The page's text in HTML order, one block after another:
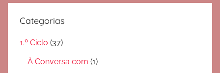
Categorias
1.º Ciclo (37)
À Conversa com (1)